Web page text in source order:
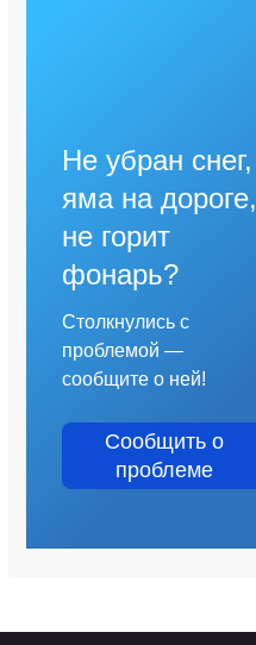
Не убран снег,
яма на дороге,
не горит
фонарь?
Столкнулись с
проблемой —
сообщите о ней!
Сообщить о
проблеме